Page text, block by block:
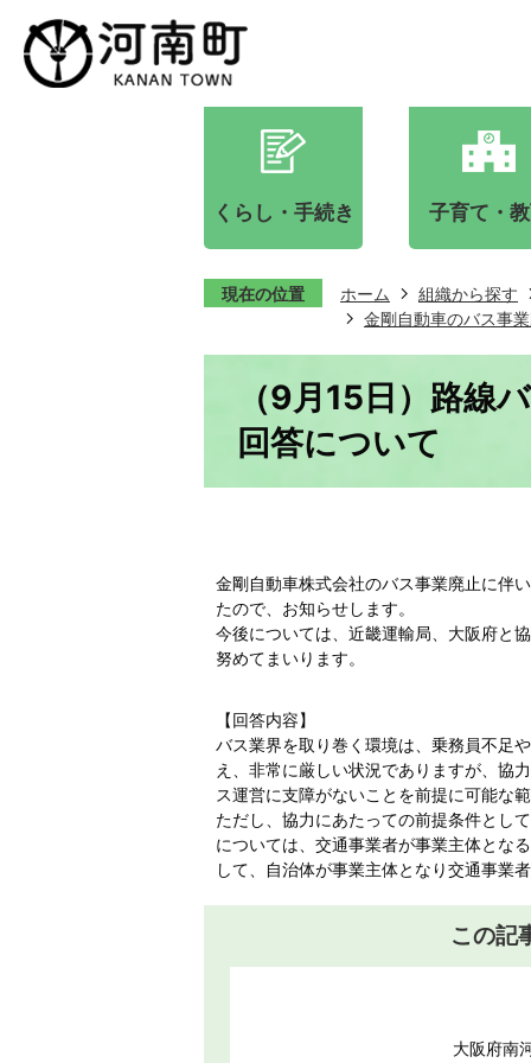
くらし・手続き 子育て・
現在の位置 ホーム 組織から探す
金剛自動車のバス事
（9月15日）路線
回答について
金剛自動車株式会社のバス事業廃止に伴
たので、お知らせします。
今後については、近畿運輸局、大阪府と
努めてまいります。
【回答内容】
バス業界を取り巻く環境は、乗務員不足
え、非常に厳しい状況でありますが、協
ス運営に支障がないことを前提に可能な
ただし、協力にあたっての前提条件とし
については、交通事業者が事業主体とな
して、自治体が事業主体となり交通事業
この記
大阪府南